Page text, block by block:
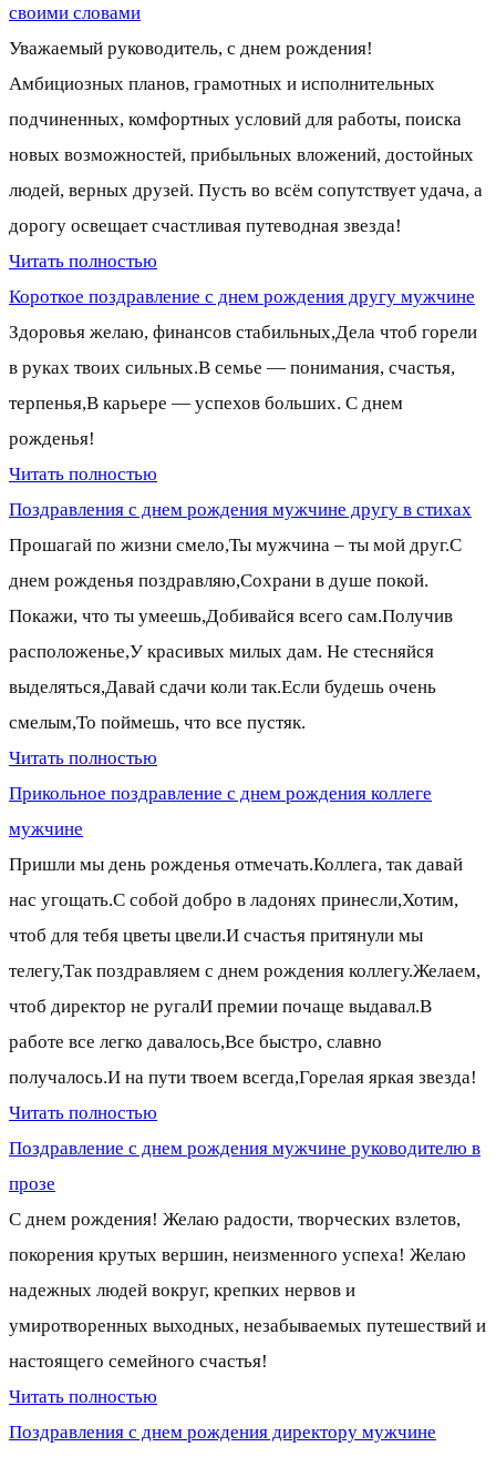
своими словами
Уважаемый руководитель, с днем рождения!
Амбициозных планов, грамотных и исполнительных
подчиненных, комфортных условий для работы, поиска
новых возможностей, прибыльных вложений, достойных
людей, верных друзей. Пусть во всём сопутствует удача, а
дорогу освещает счастливая путеводная звезда!
Читать полностью
Короткое поздравление с днем рождения другу мужчине
Здоровья желаю, финансов стабильных,Дела чтоб горели
в руках твоих сильных.В семье — понимания, счастья,
терпенья,В карьере — успехов больших. С днем
рожденья!
Читать полностью
Поздравления с днем рождения мужчине другу в стихах
Прошагай по жизни смело,Ты мужчина – ты мой друг.С
днем рожденья поздравляю,Сохрани в душе покой.
Покажи, что ты умеешь,Добивайся всего сам.Получив
расположенье,У красивых милых дам. Не стесняйся
выделяться,Давай сдачи коли так.Если будешь очень
смелым,То поймешь, что все пустяк.
Читать полностью
Прикольное поздравление с днем рождения коллеге
мужчине
Пришли мы день рожденья отмечать.Коллега, так давай
нас угощать.С собой добро в ладонях принесли,Хотим,
чтоб для тебя цветы цвели.И счастья притянули мы
телегу,Так поздравляем с днем рождения коллегу.Желаем,
чтоб директор не ругалИ премии почаще выдавал.В
работе все легко давалось,Все быстро, славно
получалось.И на пути твоем всегда,Горелая яркая звезда!
Читать полностью
Поздравление с днем рождения мужчине руководителю в
прозе
С днем рождения! Желаю радости, творческих взлетов,
покорения крутых вершин, неизменного успеха! Желаю
надежных людей вокруг, крепких нервов и
умиротворенных выходных, незабываемых путешествий и
настоящего семейного счастья!
Читать полностью
Поздравления с днем рождения директору мужчине